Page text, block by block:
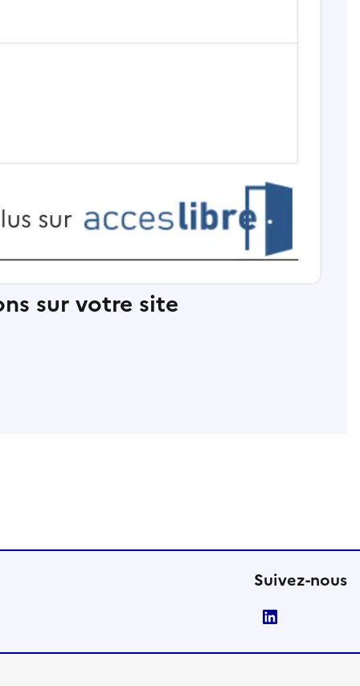
sur votre site
Suivez-nous